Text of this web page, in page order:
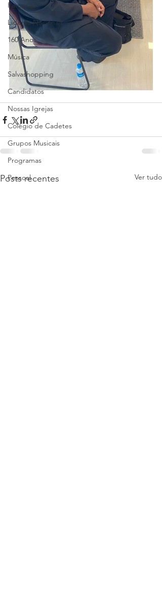
Parcerias
Líderes Nacionais
160 Anos
Música
Salvashopping
Candidatos
Nossas Igrejas
Colégio de Cadetes
Grupos Musicais
Programas
Pessoal
Posts recentes Ver tudo